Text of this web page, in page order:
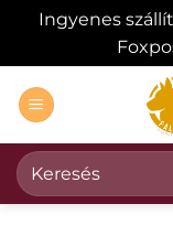
Ingyenes
Keresés
a